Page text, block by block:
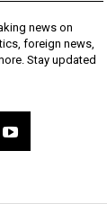
news on
foreign news,
Stay updated